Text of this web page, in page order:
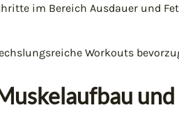
im Bereich Ausdauer und
Workouts